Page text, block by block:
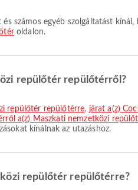
oldalon.
repülőtér repülőtérről?
repülőtér repülőtérre, járat a(z)
a(z) Maszkati nemzetközi
kínálnak az utazáshoz.
repülőtér repülőtérre?